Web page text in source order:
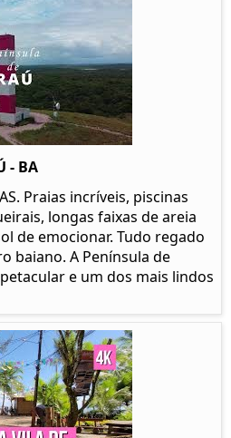
- BA
Praias incríveis, piscinas
longas faixas de areia
de emocionar. Tudo regado
baiano. A Península de
e um dos mais lindos